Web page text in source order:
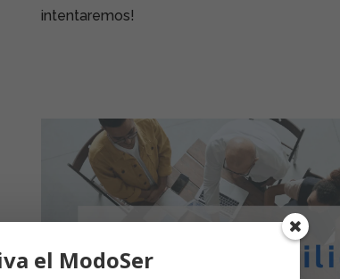
intentaremos!
el ModoSer